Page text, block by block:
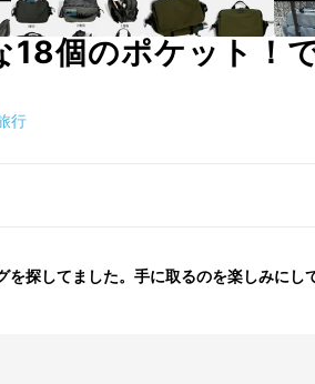
個のポケット！
行
探してました。手に取るのを楽しみにし